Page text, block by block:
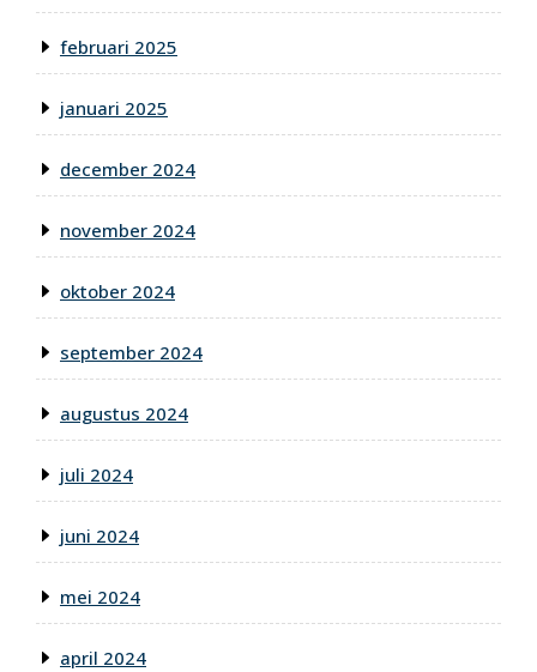
februari 2025
januari 2025
december 2024
november 2024
oktober 2024
september 2024
augustus 2024
juli 2024
juni 2024
mei 2024
april 2024